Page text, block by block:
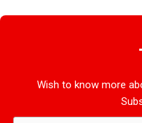
Wish to know more